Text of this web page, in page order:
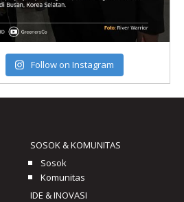
Follow on Instagram
SOSOK & KOMUNITAS
Sosok
Komunitas
IDE & INOVASI